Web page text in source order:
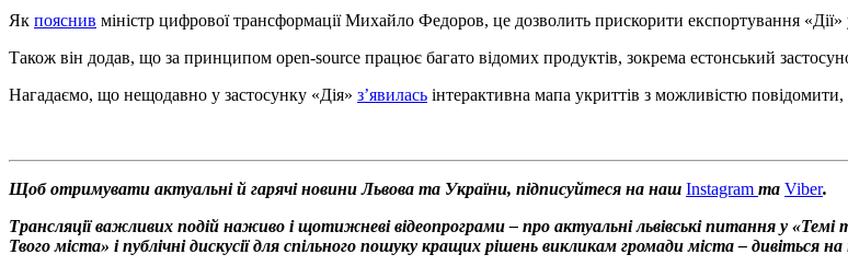
Як пояснив міністр цифрової трансформації Михайло Федоров, це дозволить прискорити експортування
Також він додав, що за принципом open-source працює багато відомих продуктів, зокрема естонський
Нагадаємо, що нещодавно у застосунку «Дія» з’явилась інтерактивна мапа укриттів з можливістю
Щоб отримувати актуальні й гарячі новини Львова та України, підписуйтеся на наш Instagram та Viber.
Трансляції важливих подій наживо і щотижневі відеопрограми – про актуальні львівські питання у
Твого міста» і публічні дискусії для спільного пошуку кращих рішень викликам громади міста – дивіться